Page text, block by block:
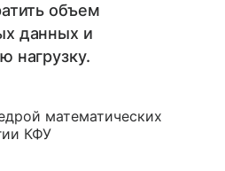
объем
данных и
нагрузку.
математических
КФУ